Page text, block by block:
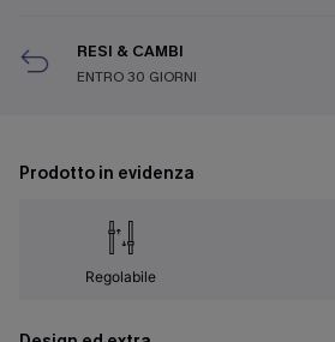
RESI & CAMBI
ENTRO 30 GIORNI
Prodotto in evidenza
Regolabile